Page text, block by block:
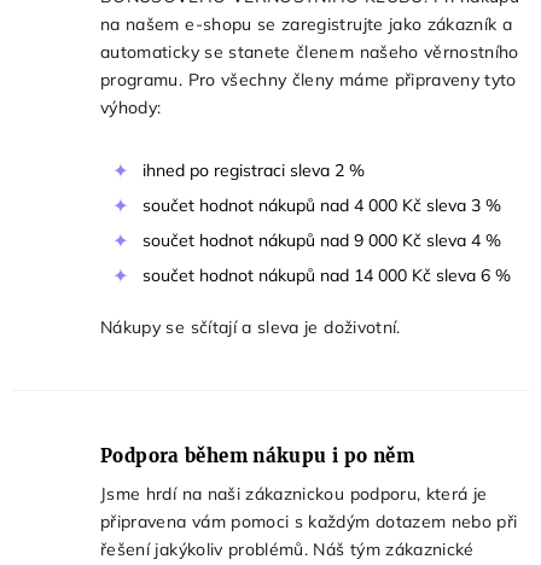
na našem e-shopu se zaregistrujte jako zákazník a
automaticky se stanete členem našeho věrnostního
programu. Pro všechny členy máme připraveny tyto
výhody:
ihned po registraci sleva 2 %
součet hodnot nákupů nad 4 000 Kč sleva 3 %
součet hodnot nákupů nad 9 000 Kč sleva 4 %
součet hodnot nákupů nad 14 000 Kč sleva 6 %
Nákupy se sčítají a sleva je doživotní.
Podpora během nákupu i po něm
Jsme hrdí na naši zákaznickou podporu, která je
připravena vám pomoci s každým dotazem nebo při
řešení jakýkoliv problémů. Náš tým zákaznické